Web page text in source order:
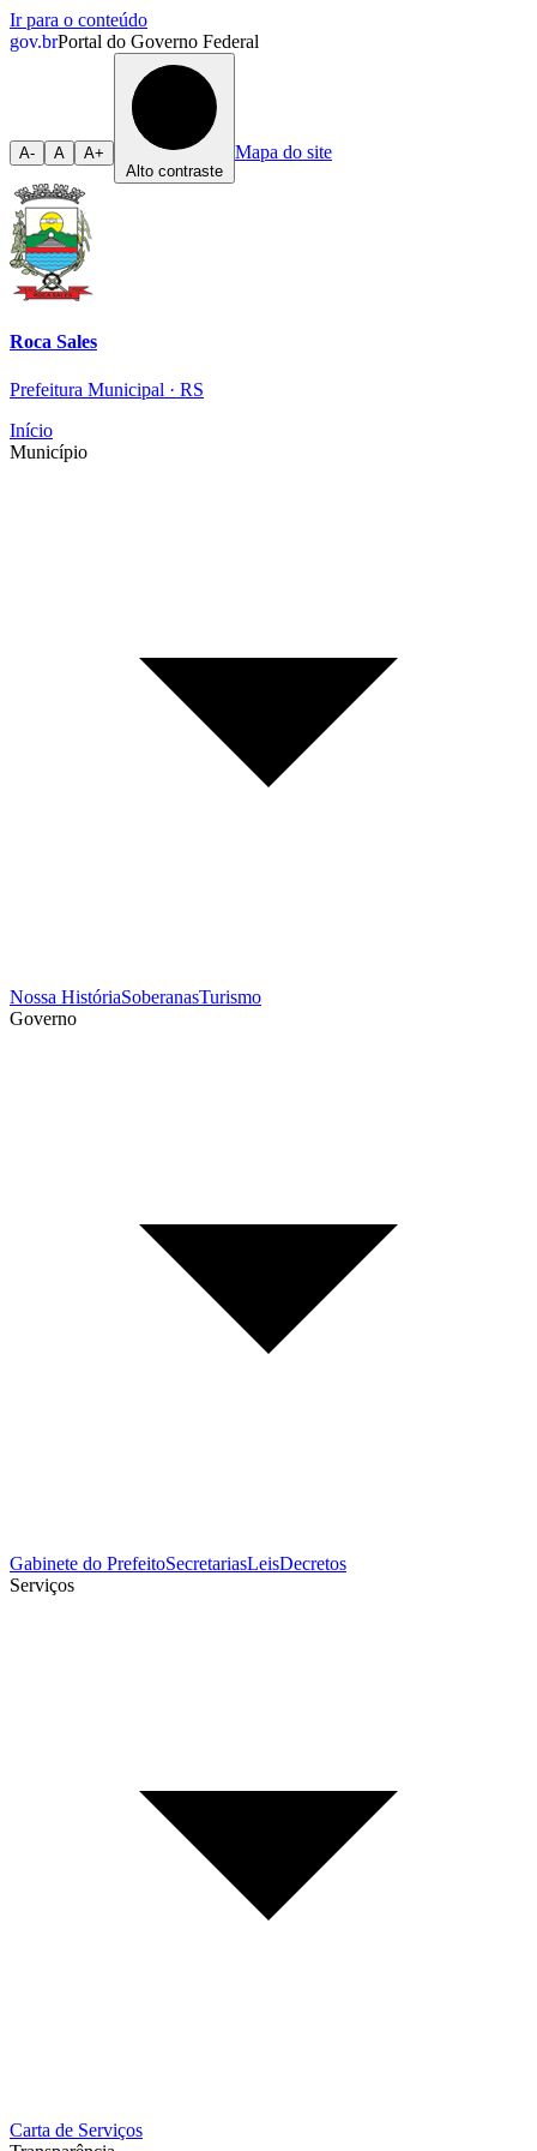
Ir para o conteúdo
gov.brPortal do Governo Federal
A- A
A+
Alto contraste
Mapa do site
Roca Sales
Prefeitura Municipal · RS
Início
Município
Nossa HistóriaSoberanasTurismo
Governo
Gabinete do PrefeitoSecretariasLeisDecretos
Serviços
Carta de Serviços